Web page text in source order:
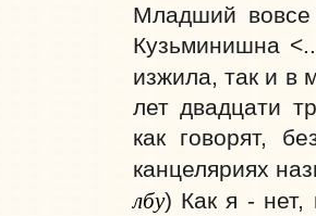
Младший
Кузьминишна
изжила, так и в
лет двадцати
как говорят,
канцеляриях
лбу) Как я - нет,